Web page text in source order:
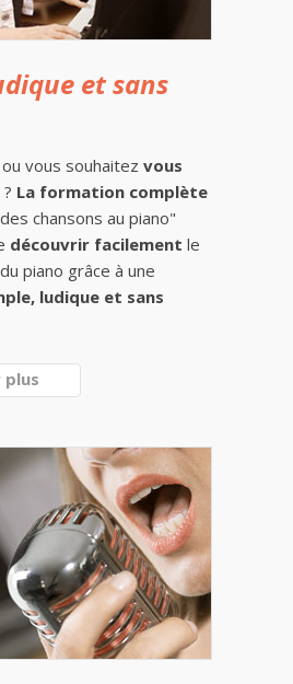
et sans
ou vous souhaitez vous
? La formation complète
chansons au piano"
découvrir facilement le
piano grâce à une
ludique et sans
plus